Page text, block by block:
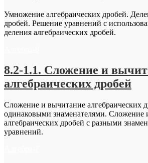
Умножение алгебраических дробей.
дробей. Решение уравнений с
деления алгебраических дробей.
8.2-1.1. Сложение и
алгебраических дробей
Сложение и вычитание алгебраических
одинаковыми знаменателями. Сложение
алгебраических дробей с разными
уравнений.